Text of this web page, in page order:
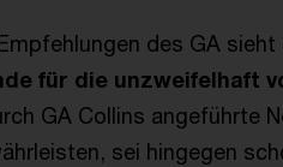
des GA sieht
für die unzweifelhaft
GA Collins angeführte
sei hingegen